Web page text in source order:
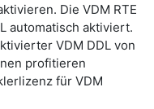
Die VDM RTE
automatisch aktiviert.
VDM DDL von
profitieren
für VDM